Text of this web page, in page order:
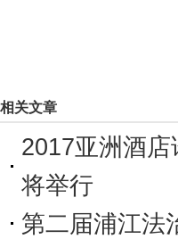
相关文章
2017亚洲酒
将举行
第二届浦江法